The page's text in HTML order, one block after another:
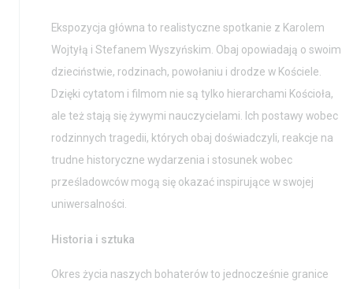
Aktualności
Wystawy / Wydarzenia
Kontakt i Zespół
BIP
Nauka
Edukacja
Projekty
Wolontariat
Ekspozycja główna to realistyczne spotkanie z Karolem
Wojtyłą i Stefanem Wyszyńskim. Obaj opowiadają o swoim
dzieciństwie, rodzinach, powołaniu i drodze w Kościele.
Dzięki cytatom i filmom nie są tylko hierarchami Kościoła,
ale też stają się żywymi nauczycielami. Ich postawy wobec
rodzinnych tragedii, których obaj doświadczyli, reakcje na
trudne historyczne wydarzenia i stosunek wobec
prześladowców mogą się okazać inspirujące w swojej
uniwersalności.
Historia i sztuka
Okres życia naszych bohaterów to jednocześnie granice